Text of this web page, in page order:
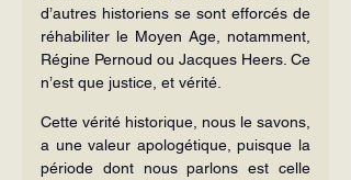
d’autres historiens se sont efforcés de
réhabiliter le Moyen Age, notamment,
Régine Pernoud ou Jacques Heers. Ce
n’est que justice, et vérité.
Cette vérité historique, nous le sa­vons,
a une valeur apologétique, puisque la
période dont nous parlons est celle